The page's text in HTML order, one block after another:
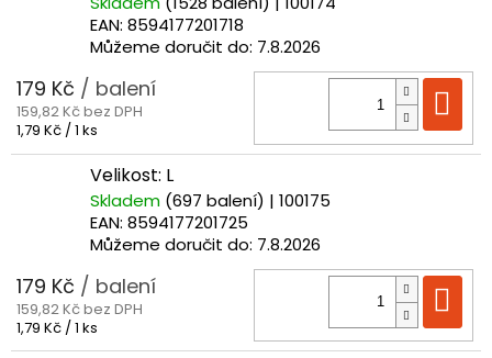
EAN: 8594177201718
Můžeme doručit do: 7.8.2026
179 Kč / balení
159,82 Kč bez DPH
Měrná
1,79 Kč / 1 ks
Velikost: L
Skladem (697 balení) | 100175
EAN: 8594177201725
Můžeme doručit do: 7.8.2026
179 Kč / balení
159,82 Kč bez DPH
Měrná
cena:
1,79 Kč / 1 ks